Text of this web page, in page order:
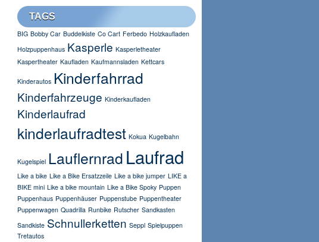
TAGS
BIG Bobby Car Buddelkiste Co Cart Ferbedo Holzkaufladen
Holzpuppenhaus Kasperle Kasperletheater
Kaspertheater Kaufladen Kaufmannsladen Kettcars
Kinderautos Kinderfahrrad
Kinderfahrzeuge Kinderkaufladen
Kinderlaufrad
kinderlaufradtest Kokua Kugelbahn
Kugelspiel Lauflernrad Laufrad
Like a bike Like a Bike Ersatzzeile Like a bike jumper LIKE a
BIKE mini Like a bike mountain Like a Bike Spoky Puppen
Puppenhaus Puppenhäuser Puppenstube Puppentheater
Puppenwagen Quadrilla Runbike Rutscher Sandkasten
Sandkiste Schnullerketten Seppl Spielpuppen
Tretautos